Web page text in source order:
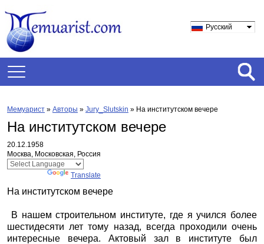
Русский
Мемуарист » Авторы » Jury_Slutskin » На институтском вечере
На институтском вечере
20.12.1958
Москва, Московская, Россия
Translate
На институтском вечере
В нашем строительном институте, где я учился более
шестидесяти лет тому назад, всегда проходили очень
интересные вечера. Актовый зал в институте был